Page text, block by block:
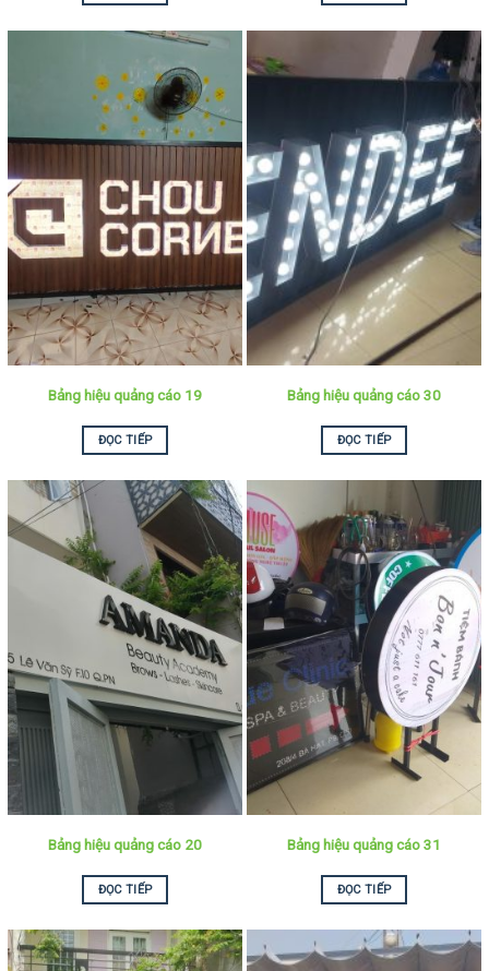
Bảng hiệu quảng cáo 19
ĐỌC TIẾP
Bảng hiệu quảng cáo 30
ĐỌC TIẾP
Bảng hiệu quảng cáo 20
ĐỌC TIẾP
Bảng hiệu quảng cáo 31
ĐỌC TIẾP